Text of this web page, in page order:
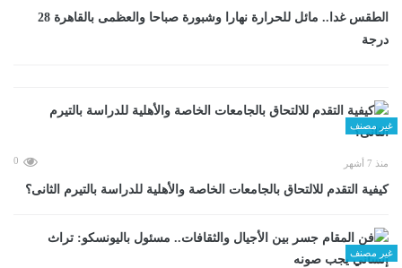
الطقس غدا.. مائل للحرارة نهارا وشبورة صباحا والعظمى بالقاهرة 28
درجة
غير مصنف
منذ 7 أشهر 0
كيفية التقدم للالتحاق بالجامعات الخاصة والأهلية للدراسة بالتيرم الثانى؟
غير مصنف